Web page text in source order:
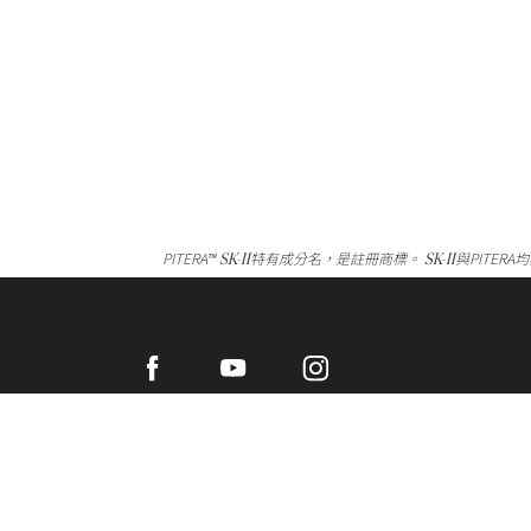
PITERATM SK-II特有成分名，是註冊商標。 SK-II與PITERA
Facebook Youtube Instagram